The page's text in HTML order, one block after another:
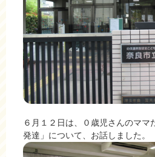
６月１２日は、０歳児さんのママ
発達」について、お話しました。